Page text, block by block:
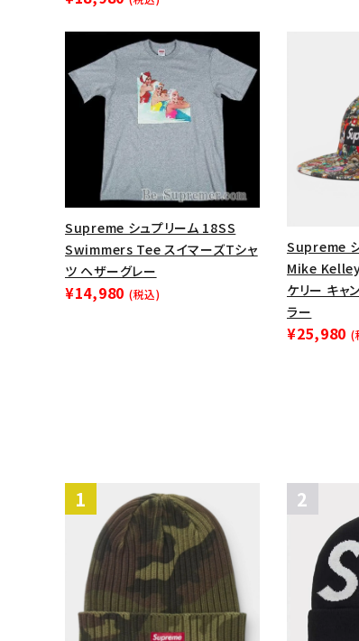
キーワードから探す
シーズンから探す
Supreme シュプリーム 18SS
Swimmers Tee スイマーズTシャ
ツ ヘザーグレー
¥14,980 (税込)
Supreme
Mike
ケリー キャ
ラー
¥25,980 (